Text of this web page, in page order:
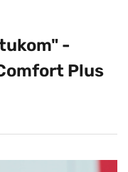
-
Plus